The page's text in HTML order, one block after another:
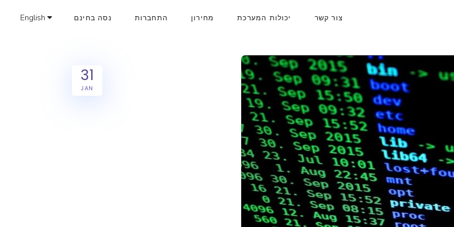
נסה בחינם התחברות מחירון יכולות המערכת צור קשר
31
JAN